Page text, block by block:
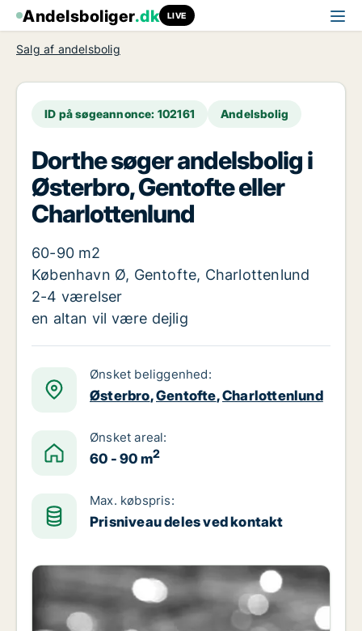
Andelsboliger.dk LIVE
Salg af andelsbolig
ID på søgeannonce: 102161 Andelsbolig
Dorthe søger andelsbolig i
Østerbro, Gentofte eller
Charlottenlund
60-90 m2
København Ø, Gentofte, Charlottenlund
2-4 værelser
en altan vil være dejlig
Ønsket beliggenhed:
Østerbro,Gentofte,Charlottenlund
Ønsket areal:
60 - 90 m2
Max. købspris:
Prisniveau deles ved kontakt